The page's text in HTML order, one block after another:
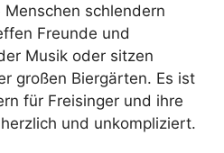
schlendern
Freunde und
Musik oder sitzen
großen Biergärten. Es ist
für Freisinger und ihre
und unkompliziert.